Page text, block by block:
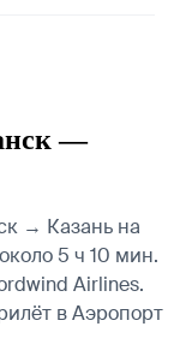
—
→ Казань на
5 ч 10 мин.
Airlines.
в Аэропорт